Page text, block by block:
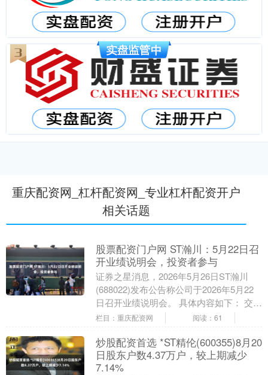
重庆配资网_杠杆配资网_专业杠杆配资开户
相关话题
股票配资门户网 ST瀚川：5月22日召
开业绩说明会，投资者参与
证券之星消息，2026年5月26日ST瀚川
(688022)发布公告称公司于2026年5月22
日召开业绩说明会。 具体内容如下： 交流
互动内容问：公司的管理升方面....
栏目：重庆配资网 阅读：61
炒股配资首选 *ST精伦(600355)8月20
日股东户数4.37万户，较上期减少
7.14%